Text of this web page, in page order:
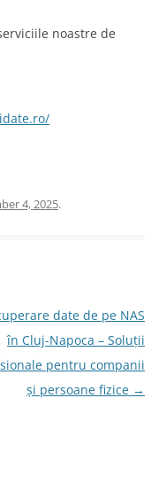
noastre de
4, 2025.
date de pe NAS
în Cluj-Napoca – Soluții
pentru companii
și persoane fizice →